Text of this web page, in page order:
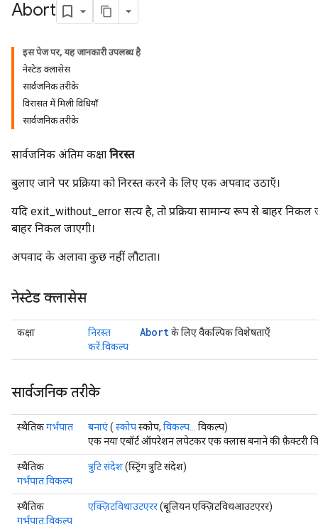
Abort
इस पेज पर, यह जानकारी उपलब्ध है
नेस्टेड क्लासेस
सार्वजनिक तरीके
विरासत में मिली विधियाँ
सार्वजनिक तरीके
सार्वजनिक अंतिम कक्षा निरस्त
बुलाए जाने पर प्रक्रिया को निरस्त करने के लिए एक अपवाद उठाएँ।
यदि exit_without_error सत्य है, तो प्रक्रिया सामान्य रूप से बाहर
बाहर निकल जाएगी।
अपवाद के अलावा कुछ नहीं लौटाता।
नेस्टेड क्लासेस
कक्षा
निरस्त
करें.विकल्प
Abortके लिए वैकल्पिक विशेषताएँ
सार्वजनिक तरीके
स्थैतिकगर्भपात बनाएं( स्कोपस्कोप, विकल्प...
विकल्प)
एक नया एबॉर्ट ऑपरेशन लपेटकर एक क्लास बनाने की फ़ैक्टरी
स्थैतिक
गर्भपात.विकल्प
त्रुटि संदेश(स्ट्रिंग त्रुटि संदेश)
स्थैतिक
गर्भपात.विकल्प
एक्ज़िटविथाउटएरर(बूलियन एक्ज़िटविथआउटएरर)